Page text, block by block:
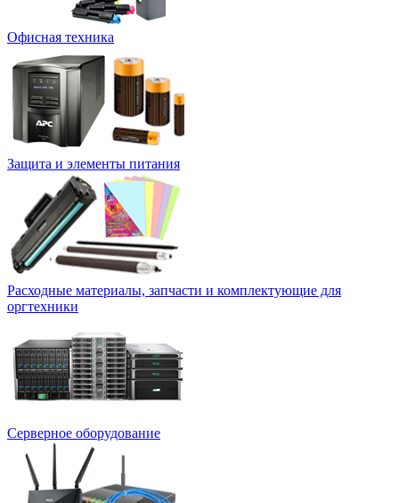
Офисная техника
Защита и элементы питания
Расходные материалы, запчасти и комплектующие для
оргтехники
Серверное оборудование